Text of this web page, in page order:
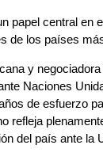
papel central en
de los países
y negociadora
Naciones
de esfuerzo
refleja
del país ante la